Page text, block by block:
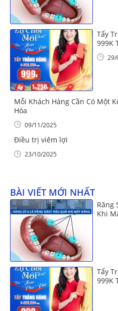
Tẩy
999K
29/
Mỗi Khách Hàng Cần Có Một
Hóa
09/11/2025
Điều trị viêm lợi
23/10/2025
BÀI VIẾT MỚI NHẤT
Răng
Khi
Tẩy
999K